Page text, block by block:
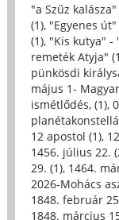
"a Szűz kalásza"
(1), "Egyenes út"
(1), "Kis kutya" -
remeték Atyja"
pünkösdi
május 1-
ismétlődés, (1),
12 apostol (1),
1456. július 22.
29. (1), 1464.
2026-Mohács
1848. február
1848. március